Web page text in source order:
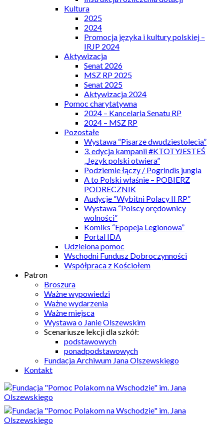
Kultura
2025
2024
Promocja języka i kultury polskiej –
IRJP 2024
Aktywizacja
Senat 2026
MSZ RP 2025
Senat 2025
Aktywizacja 2024
Pomoc charytatywna
2024 – Kancelaria Senatu RP
2024 – MSZ RP
Pozostałe
Wystawa “Pisarze dwudziestolecia”
3. edycja kampanii #KTOTYJESTEŚ
„Język polski otwiera”
Podziemie łączy / Pogrindis jungia
A to Polski właśnie – POBIERZ
PODRECZNIK
Audycje “Wybitni Polacy II RP”
Wystawa “Polscy orędownicy
wolności”
Komiks “Epopeja Legionowa”
Portal IDA
Udzielona pomoc
Wschodni Fundusz Dobroczynności
Współpraca z Kościołem
Patron
Broszura
Ważne wypowiedzi
Ważne wydarzenia
Ważne miejsca
Wystawa o Janie Olszewskim
Scenariusze lekcji dla szkół:
podstawowych
ponadpodstawowych
Fundacja Archiwum Jana Olszewskiego
Kontakt